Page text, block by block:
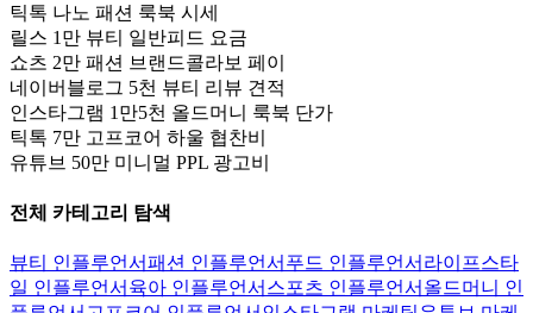
틱톡 나노 패션 룩북 시세
릴스 1만 뷰티 일반피드 요금
쇼츠 2만 패션 브랜드콜라보 페이
네이버블로그 5천 뷰티 리뷰 견적
인스타그램 1만5천 올드머니 룩북 단가
틱톡 7만 고프코어 하울 협찬비
유튜브 50만 미니멀 PPL 광고비
전체 카테고리 탐색
뷰티 인플루언서패션 인플루언서 푸드 인플루언서 라이프스타
일 인플루언서 육아 인플루언서 스포츠 인플루언서 올드머니 인